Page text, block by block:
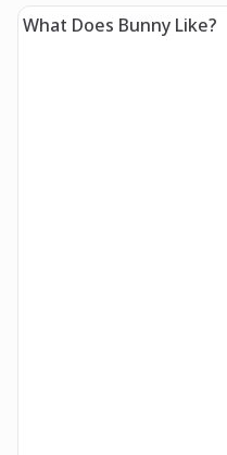
What Does Bunny Like?